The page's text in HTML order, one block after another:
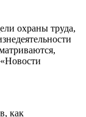
охраны труда,
как